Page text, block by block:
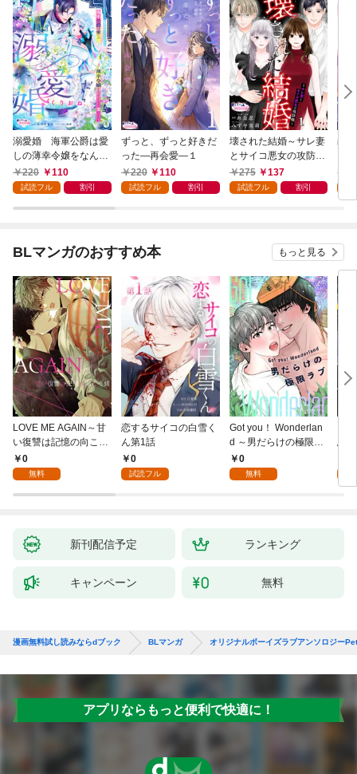
溺愛婚 海軍公爵は愛
しの薄幸令嬢をなんと
しても妻にしたい１
220 110
試読フル 割引
ずっと、ずっと好きだ
った―再会愛―１
220
110
試読フル 割引
壊された結婚～サレ妻
とサイコ悪女の攻防戦
～１275 137
試読フル 割引
義
の
BLマンガのおすすめ本 もっと見る
LOVE ME AGAIN～甘
い復讐は記憶の向こう
側～(1)
0
無料
恋するサイコの白雪く
ん第1話
0
試読フル
Got you！ Wonderlan
d ～男だらけの極限ラ
ブ～(1)
0
無料
鳥
新刊配信予定 ランキング
キャンペーン 無料
漫画無料試し読みならdブック BLマンガ オリジナルボーイズラブアンソロジー
アプリならもっと便利で快適に！